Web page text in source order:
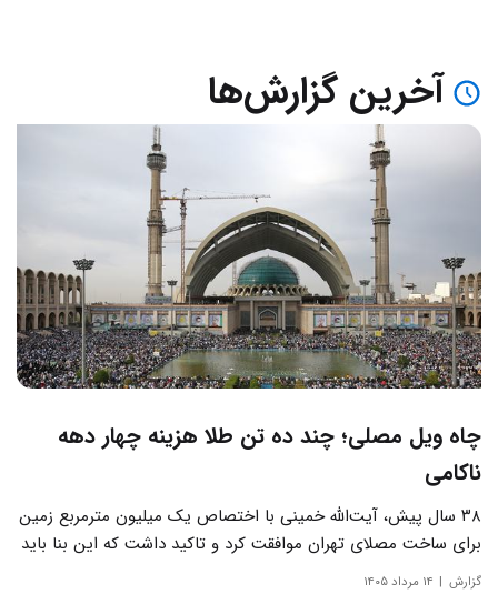
آخرین گزارش‌ها
چاه ویل مصلی؛ چند ده تن طلا هزینه چهار دهه
ناکامی
۳۸ سال پیش، آیت‌الله خمینی با اختصاص یک میلیون مترمربع زمین
برای ساخت مصلای تهران موافقت کرد و تاکید داشت که این بنا باید
به دور از زرق‌وبرق و یادآور سادگی مساجد صدر اسلام باشد.
گزارش ۱۴ مرداد ۱۴۰۵